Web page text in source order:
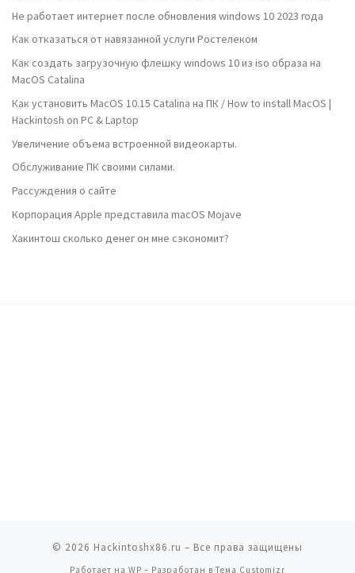
Не работает интернет после обновления windows 10 2023 года
Как отказаться от навязанной услуги Ростелеком
Как создать загрузочную флешку windows 10 из iso образа на
MacOS Catalina
Как установить MacOS 10.15 Catalina на ПК / How to install MacOS |
Hackintosh on PC & Laptop
Увеличение объема встроенной видеокарты.
Обслуживание ПК своими силами.
Рассуждения о сайте
Корпорация Apple представила macOS Mojave
Хакинтош сколько денег он мне сэкономит?
© 2026 Hackintoshx86.ru – Все права защищены
Работает на WP – Разработан в Тема Customizr